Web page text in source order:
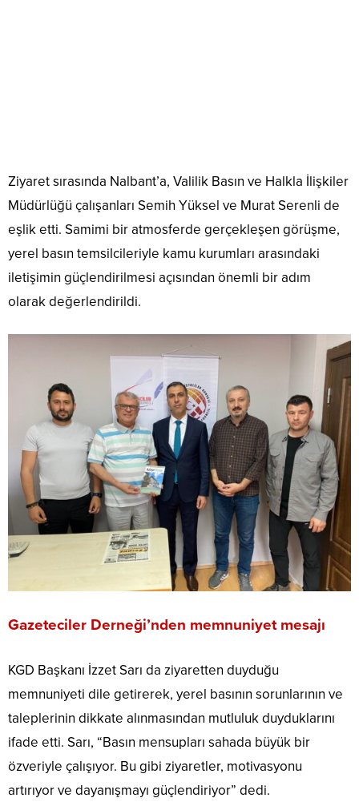
Ziyaret sırasında Nalbant’a, Valilik Basın ve Halkla İlişkiler
Müdürlüğü çalışanları Semih Yüksel ve Murat Serenli de
eşlik etti. Samimi bir atmosferde gerçekleşen görüşme,
yerel basın temsilcileriyle kamu kurumları arasındaki
iletişimin güçlendirilmesi açısından önemli bir adım
olarak değerlendirildi.
Gazeteciler Derneği’nden memnuniyet mesajı
KGD Başkanı İzzet Sarı da ziyaretten duyduğu
memnuniyeti dile getirerek, yerel basının sorunlarının ve
taleplerinin dikkate alınmasından mutluluk duyduklarını
ifade etti. Sarı, “Basın mensupları sahada büyük bir
özveriyle çalışıyor. Bu gibi ziyaretler, motivasyonu
artırıyor ve dayanışmayı güçlendiriyor” dedi.